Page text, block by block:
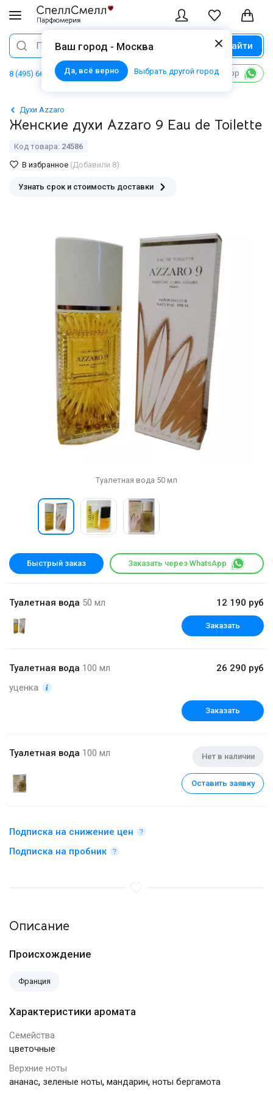
Ваш город - Москва
Да, всё верно Выбрать другой город
Поиск Найти
8 (495) 668 06 02 Написать в WhatsApp
Духи Azzaro
Женские духи Azzaro 9 Eau de Toilette
Код товара: 24586
В избранное (Добавили 8)
Узнать срок и стоимость доставки
Туалетная вода 50 мл
Быстрый заказ Заказать через WhatsApp
Туалетная вода 50 мл 12 190 руб
Заказать
Туалетная вода 100 мл
уценка
26 290 руб
Заказать
Туалетная вода 100 мл Нет в наличии
Оставить заявку
Подписка на снижение цен
Подписка на пробник
Описание
Происхождение
Франция
Характеристики аромата
Семейства
цветочные
Верхние ноты
ананас, зеленые ноты, мандарин, ноты бергамота